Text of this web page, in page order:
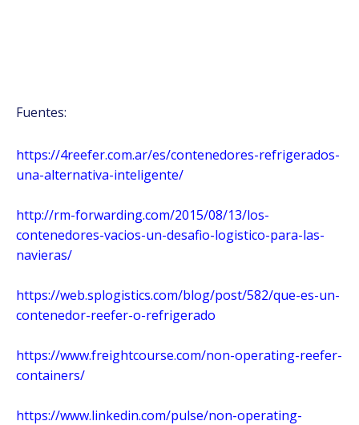
Fuentes:
https://4reefer.com.ar/es/contenedores-refrigerados-
una-alternativa-inteligente/
http://rm-forwarding.com/2015/08/13/los-
contenedores-vacios-un-desafio-logistico-para-las-
navieras/
https://web.splogistics.com/blog/post/582/que-es-un-
contenedor-reefer-o-refrigerado
https://www.freightcourse.com/non-operating-reefer-
containers/
https://www.linkedin.com/pulse/non-operating-